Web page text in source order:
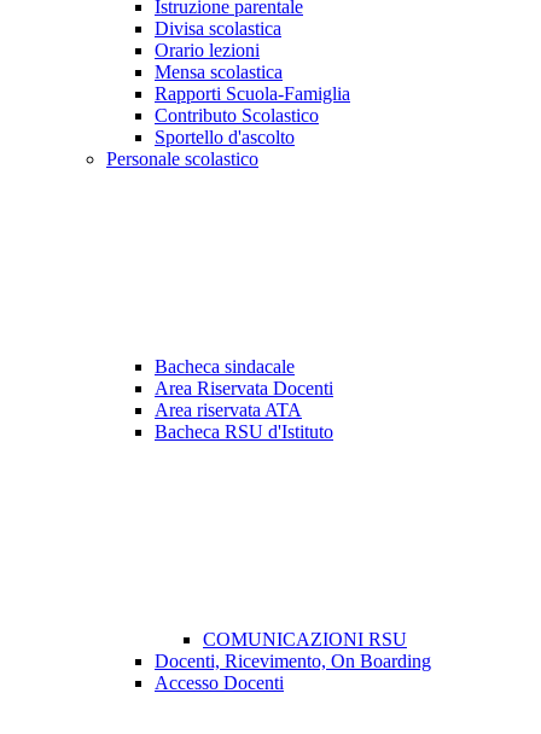
Istruzione parentale
Divisa scolastica
Orario lezioni
Mensa scolastica
Rapporti Scuola-Famiglia
Contributo Scolastico
Sportello d'ascolto
Personale scolastico
Bacheca sindacale
Area Riservata Docenti
Area riservata ATA
Bacheca RSU d'Istituto
COMUNICAZIONI RSU
Docenti, Ricevimento, On Boarding
Accesso Docenti